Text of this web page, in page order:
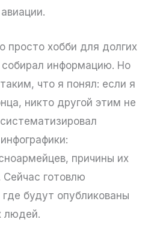
просто хобби для долгих
информацию. Но
что я понял: если я
никто другой этим не
причины их
готовлю
будут опубликованы
людей.